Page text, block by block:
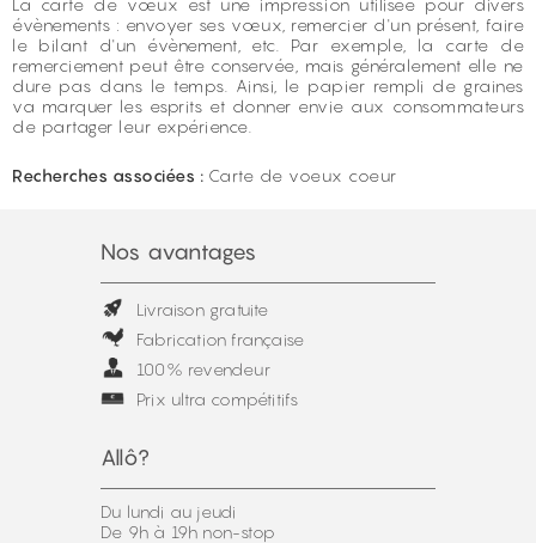
La carte de vœux est une impression utilisée pour divers
évènements : envoyer ses vœux, remercier d'un présent, faire
le bilant d'un évènement, etc. Par exemple, la carte de
remerciement peut être conservée, mais généralement elle ne
dure pas dans le temps. Ainsi, le papier rempli de graines
va marquer les esprits et donner envie aux consommateurs
de partager leur expérience.
Recherches associées : Carte de voeux coeur
Nos avantages
Livraison gratuite
Fabrication française
100% revendeur
Prix ultra compétitifs
Allô?
Du lundi au jeudi
De 9h à 19h non-stop